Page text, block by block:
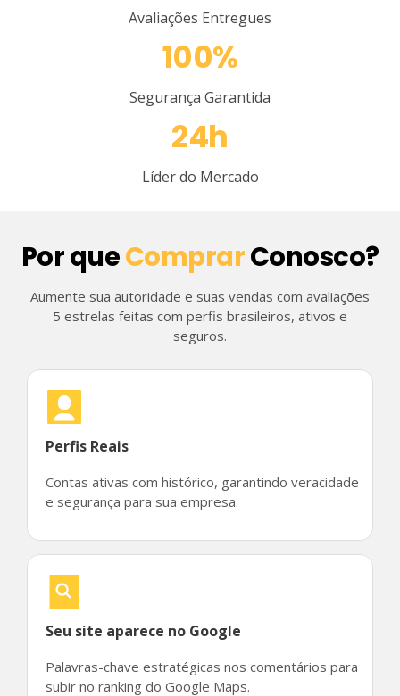
Avaliações Entregues
100%
Segurança Garantida
24h
Líder do Mercado
Por queComprarConosco?
Aumente sua autoridade e suas vendas com avaliações
5 estrelas feitas com perfis brasileiros, ativos e
seguros.
Perfis Reais
Contas ativas com histórico, garantindo veracidade
e segurança para sua empresa.
Seu site aparece no Google
Palavras-chave estratégicas nos comentários para
subir no ranking do Google Maps.